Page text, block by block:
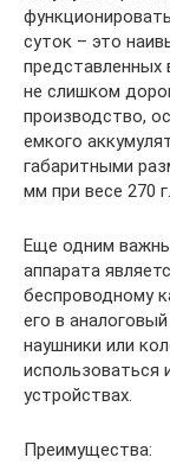
суток – это
представленных
не слишком
производство,
емкого
габаритными
мм при весе 270 г.
Еще одним
аппарата
беспроводному
его в
наушники или
использоваться
устройствах.
Преимущества: